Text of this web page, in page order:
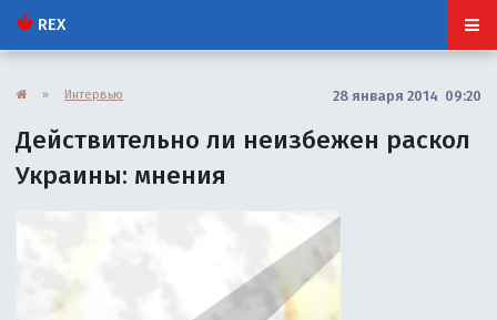
REX
» Интервью 28 января 2014 09:20
Действительно ли неизбежен раскол
Украины: мнения